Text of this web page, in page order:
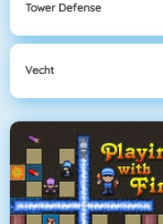
Tower Defense
Vecht